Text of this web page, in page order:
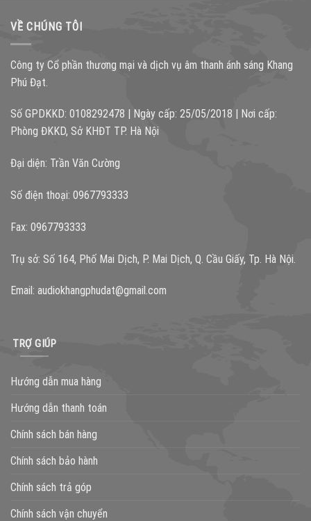
VỀ CHÚNG TÔI
Công ty Cổ phần thương mại và dịch vụ âm thanh ánh sáng Khang
Phú Đạt.
Số GPDKKD: 0108292478 | Ngày cấp: 25/05/2018 | Nơi cấp:
Phòng ĐKKD, Sở KHĐT TP. Hà Nội
Đại diện: Trần Văn Cường
Số điện thoại: 0967793333
Fax: 0967793333
Trụ sở: Số 164, Phố Mai Dịch, P. Mai Dịch, Q. Cầu Giấy, Tp. Hà Nội.
Email: audiokhangphudat@gmail.com
TRỢ GIÚP
Hướng dẫn mua hàng
Hướng dẫn thanh toán
Chính sách bán hàng
Chính sách bảo hành
Chính sách trả góp
Chính sách vận chuyển